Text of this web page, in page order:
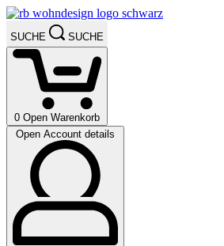
SUCHE SUCHE
0 Open Warenkorb
Open Account details